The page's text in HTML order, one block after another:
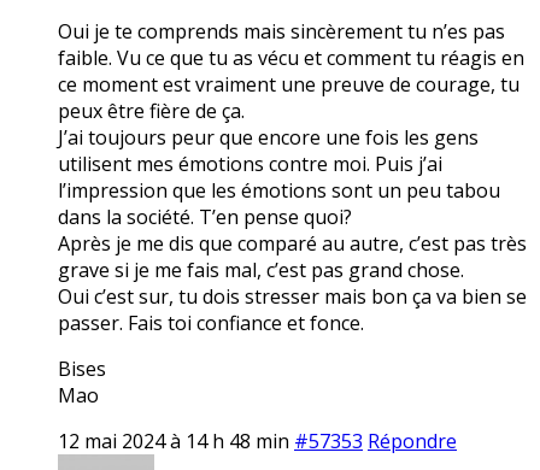
Oui je te comprends mais sincèrement tu n’es pas
faible. Vu ce que tu as vécu et comment tu réagis en
ce moment est vraiment une preuve de courage, tu
peux être fière de ça.
J’ai toujours peur que encore une fois les gens
utilisent mes émotions contre moi. Puis j’ai
l’impression que les émotions sont un peu tabou
dans la société. T’en pense quoi?
Après je me dis que comparé au autre, c’est pas très
grave si je me fais mal, c’est pas grand chose.
Oui c’est sur, tu dois stresser mais bon ça va bien se
passer. Fais toi confiance et fonce.
Bises
Mao
12 mai 2024 à 14 h 48 min #57353 Répondre